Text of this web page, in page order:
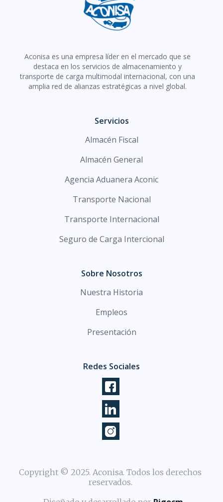
Aconisa es una empresa líder en el mercado que se
destaca en los servicios de almacenamiento y
transporte de carga multimodal internacional, con una
amplia red de alianzas estratégicas a nivel global.
Servicios
Almacén Fiscal
Almacén General
Agencia Aduanera Aconic
Transporte Nacional
Transporte Internacional
Seguro de Carga Intercional
Sobre Nosotros
Nuestra Historia
Empleos
Presentación
Redes Sociales
Copyright © 2025. Aconisa. Todos los derechos
reservados.